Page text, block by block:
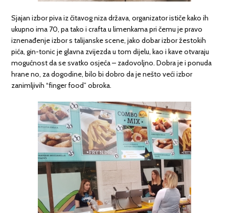
Sjajan izbor piva iz čitavog niza država, organizator ističe kako ih
ukupno ima 70, pa tako i crafta u limenkama pri čemu je pravo
iznenađenje izbor s talijanske scene, jako dobar izbor žestokih
pića, gin-tonic je glavna zvijezda u tom dijelu, kao i kave otvaraju
mogućnost da se svatko osjeća – zadovoljno. Dobra je i ponuda
hrane no, za dogodine, bilo bi dobro da je nešto veći izbor
zanimljivih “finger food” obroka.